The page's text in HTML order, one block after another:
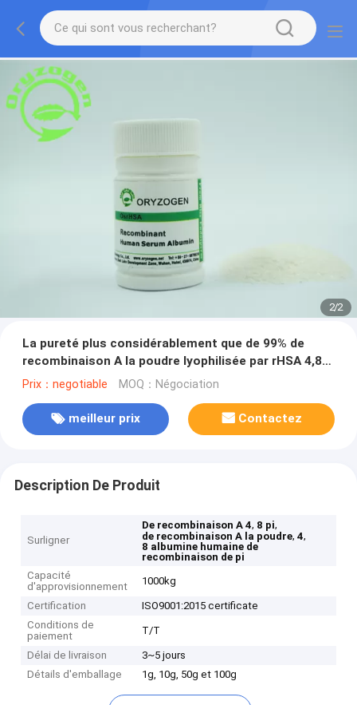
2/2
La pureté plus considérablement que de 99% de
recombinaison A la poudre lyophilisée par rHSA 4,8
pi
Prix：negotiable MOQ：Négociation
meilleur prix Contactez
Description De Produit
Surligner
De recombinaison A 4, 8 pi,
de recombinaison A la poudre,4,
8 albumine humaine de
recombinaison de pi
Capacité
d'approvisionnement
1000kg
Certification
ISO9001:2015 certificate
Conditions de
paiement
T/T
Délai de livraison
3~5 jours
Détails d'emballage
1g, 10g, 50g et 100g